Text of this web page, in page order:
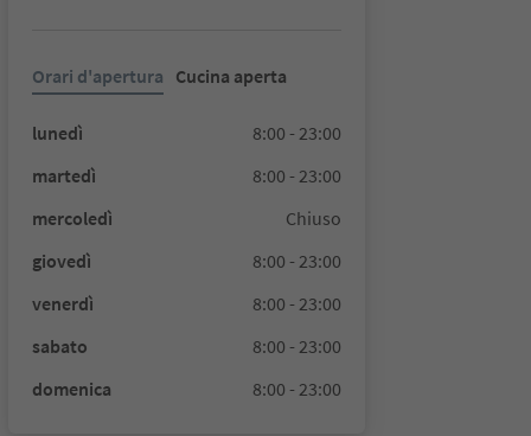
Orari d'apertura Cucina aperta
lunedì
8:00 - 23:00
martedì
8:00 - 23:00
mercoledì
Chiuso
giovedì
8:00 - 23:00
venerdì
8:00 - 23:00
sabato
8:00 - 23:00
domenica
8:00 - 23:00